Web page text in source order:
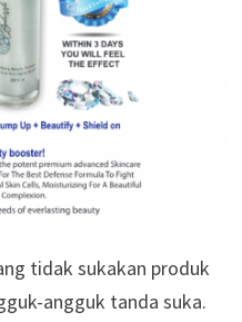
tidak sukakan produk
angguk tanda suka.